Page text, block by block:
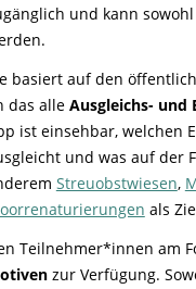
und kann
basiert auf den
das alle Ausgleichs- und
ist einsehbar, welchen
und was auf der
Streuobstwiesen,
als
Teilnehmer*innen am
zur Verfügung.